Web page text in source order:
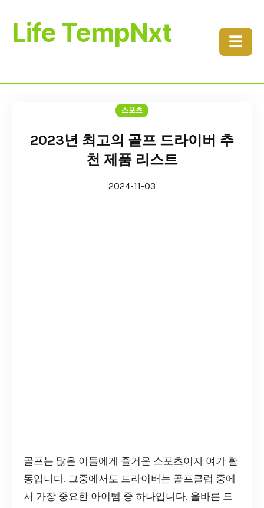
Life TempNxt ☰
스포츠
2023년 최고의 골프 드라이버 추
천 제품 리스트
2024-11-03
골프는 많은 이들에게 즐거운 스포츠이자 여가 활
동입니다. 그중에서도 드라이버는 골프클럽 중에
서 가장 중요한 아이템 중 하나입니다. 올바른 드